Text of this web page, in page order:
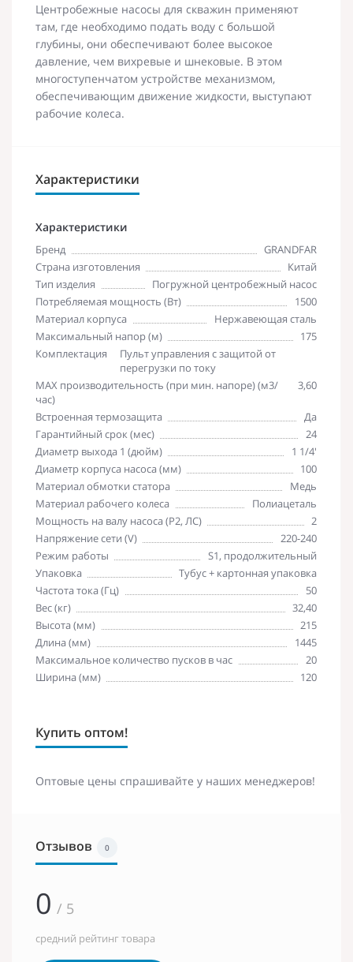
Центробежные насосы для скважин применяют
там, где необходимо подать воду с большой
глубины, они обеспечивают более высокое
давление, чем вихревые и шнековые. В этом
многоступенчатом устройстве механизмом,
обеспечивающим движение жидкости, выступают
рабочие колеса.
Характеристики
Характеристики
Бренд
GRANDFAR
Страна изготовления
Китай
Тип изделия
Погружной центробежный насос
Потребляемая мощность (Вт)
1500
Материал корпуса
Нержавеющая сталь
Максимальный напор (м)
175
Комплектация
Пульт управления с защитой от
перегрузки по току
MAX производительность (при мин. напоре) (м3/
час)
3,60
Встроенная термозащита
Да
Гарантийный срок (мес)
24
Диаметр выхода 1 (дюйм)
1 1/4'
Диаметр корпуса насоса (мм)
100
Материал обмотки статора
Медь
Материал рабочего колеса
Полиацеталь
Мощность на валу насоса (P2, ЛС)
2
Напряжение сети (V)
220-240
Режим работы
S1, продолжительный
Упаковка
Тубус + картонная упаковка
Частота тока (Гц)
50
Вес (кг)
32,40
Высота (мм)
215
Длина (мм)
1445
Максимальное количество пусков в час
20
Ширина (мм)
120
Купить оптом!
Оптовые цены спрашивайте у наших менеджеров!
Отзывов 0
0 / 5
средний рейтинг товара